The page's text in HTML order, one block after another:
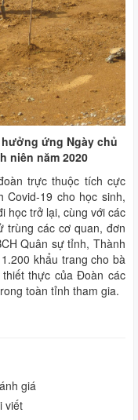
ứng Ngày chủ
niên năm 2020
trực thuộc tích cực
Covid-19 cho học sinh,
học trở lại, cùng với các
trùng các cơ quan, đơn
Quân sự tỉnh, Thành
khẩu trang cho bà
thực của Đoàn các
toàn tỉnh tham gia.
giá
viết